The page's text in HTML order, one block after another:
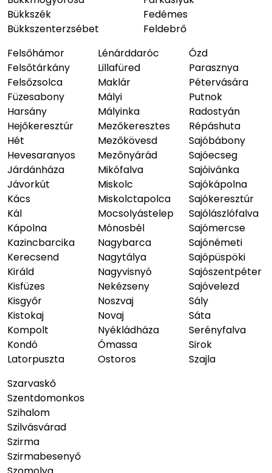
Bükkszék
Bükkszenterzsébet
Fedémes
Feldebrő
Felsőhámor
Felsőtárkány
Felsőzsolca
Füzesabony
Harsány
Hejőkeresztúr
Hét
Hevesaranyos
Járdánháza
Jávorkút
Kács
Kál
Kápolna
Kazincbarcika
Kerecsend
Királd
Kisfüzes
Kisgyőr
Kistokaj
Kompolt
Kondó
Latorpuszta
Lénárddaróc
Lillafüred
Maklár
Mályi
Mályinka
Mezőkeresztes
Mezőkövesd
Mezőnyárád
Mikófalva
Miskolc
Miskolctapolca
Mocsolyástelep
Mónosbél
Nagybarca
Nagytálya
Nagyvisnyó
Nekézseny
Noszvaj
Novaj
Nyékládháza
Ómassa
Ostoros
Ózd
Parasznya
Pétervására
Putnok
Radostyán
Répáshuta
Sajóbábony
Sajóecseg
Sajóivánka
Sajókápolna
Sajókeresztúr
Sajólászlófalva
Sajómercse
Sajónémeti
Sajópüspöki
Sajószentpéter
Sajóvelezd
Sály
Sáta
Serényfalva
Sirok
Szajla
Szarvaskő
Szentdomonkos
Szihalom
Szilvásvárad
Szirma
Szirmabesenyő